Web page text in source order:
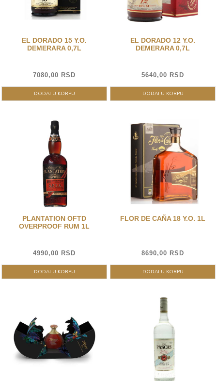
EL DORADO 15 Y.O.
DEMERARA 0,7L
7080,00 RSD
DODAJ U KORPU
EL DORADO 12 Y.O.
DEMERARA 0,7L
5640,00 RSD
DODAJ U KORPU
PLANTATION OFTD
OVERPROOF RUM 1L
4990,00 RSD
DODAJ U KORPU
FLOR DE CAÑA 18 Y.O. 1L
8690,00 RSD
DODAJ U KORPU